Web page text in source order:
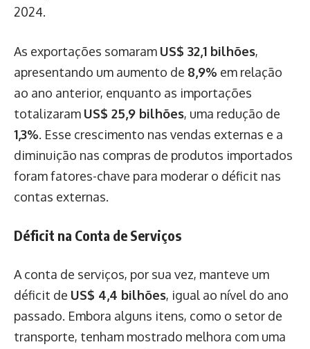
2024.
As exportações somaram US$ 32,1 bilhões,
apresentando um aumento de 8,9% em relação
ao ano anterior, enquanto as importações
totalizaram US$ 25,9 bilhões, uma redução de
1,3%. Esse crescimento nas vendas externas e a
diminuição nas compras de produtos importados
foram fatores-chave para moderar o déficit nas
contas externas.
Déficit na Conta de Serviços
A conta de serviços, por sua vez, manteve um
déficit de US$ 4,4 bilhões, igual ao nível do ano
passado. Embora alguns itens, como o setor de
transporte, tenham mostrado melhora com uma